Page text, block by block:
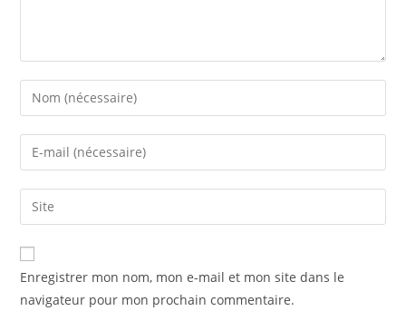
Enregistrer mon nom, mon e-mail et mon site dans le
navigateur pour mon prochain commentaire.